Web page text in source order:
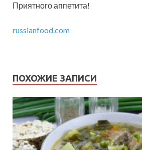
Приятного аппетита!
russianfood.com
ПОХОЖИЕ ЗАПИСИ